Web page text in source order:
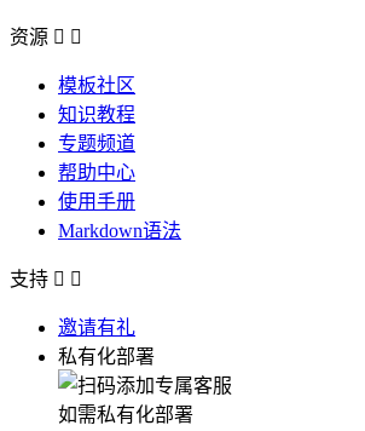
资源  
模板社区
知识教程
专题频道
帮助中心
使用手册
Markdown语法
支持  
邀请有礼
私有化部署
如需私有化部署